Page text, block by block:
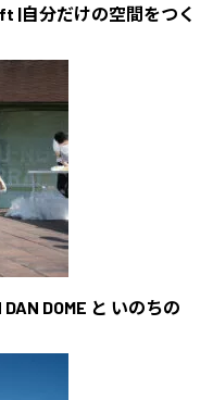
|自分だけの空間をつく
DOME と いのちの